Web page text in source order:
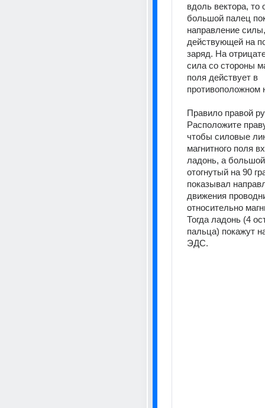
вдоль вектора, то
большой палец
направление силы,
действующей на
заряд. На
сила со стороны
поля действует в
противоположном
Правило правой
Расположите
чтобы силовые
магнитного поля
ладонь, а
отогнутый на 90
показывал
движения
относительно
Тогда ладонь (4
пальца) покажут
ЭДС.